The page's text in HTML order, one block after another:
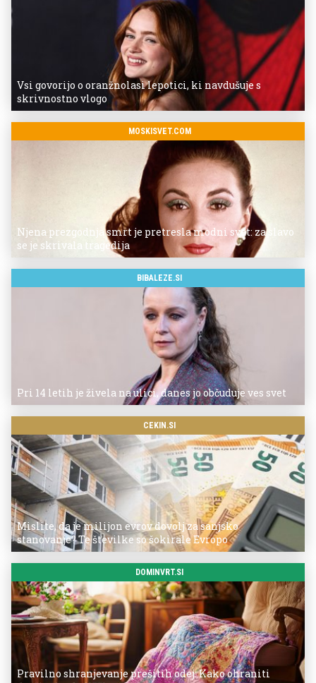
Vsi govorijo o oranžnolasi lepotici, ki navdušuje s
skrivnostno vlogo
MOSKISVET.COM
Njena prezgodnja smrt je pretresla modni svet: za slavo
se je skrivala tragedija
BIBALEZE.SI
Pri 14 letih je živela na ulici, danes jo občuduje ves svet
CEKIN.SI
Mislite, da je milijon evrov dovolj za sanjsko
stanovanje? Te številke so šokirale Evropo
DOMINVRT.SI
Pravilno shranjevanje prešitih odej: Kako ohraniti